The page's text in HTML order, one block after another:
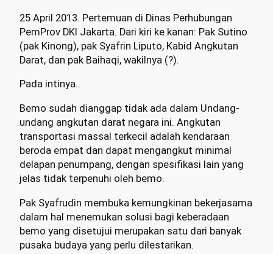
25 April 2013. Pertemuan di Dinas Perhubungan
PemProv DKI Jakarta. Dari kiri ke kanan: Pak Sutino
(pak Kinong), pak Syafrin Liputo, Kabid Angkutan
Darat, dan pak Baihaqi, wakilnya (?).
Pada intinya..
Bemo sudah dianggap tidak ada dalam Undang-
undang angkutan darat negara ini. Angkutan
transportasi massal terkecil adalah kendaraan
beroda empat dan dapat mengangkut minimal
delapan penumpang, dengan spesifikasi lain yang
jelas tidak terpenuhi oleh bemo.
Pak Syafrudin membuka kemungkinan bekerjasama
dalam hal menemukan solusi bagi keberadaan
bemo yang disetujui merupakan satu dari banyak
pusaka budaya yang perlu dilestarikan.